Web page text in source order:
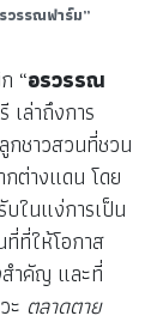
วรรณฟาร์ม”
“อรวรรณ
ล่าถึงการ
กชาวสวนที่ชวน
ต่างแดน โดย
บในแง่การเป็น
ที่ให้โอกาส
สำคัญ และที่
ะ ตลาดตาย